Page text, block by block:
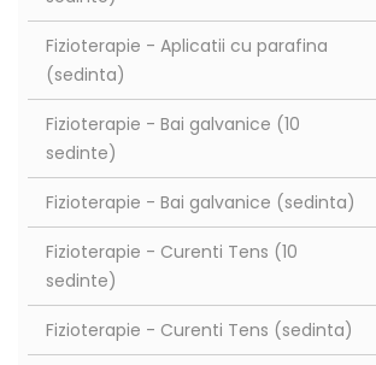
Fizioterapie - Aplicatii cu parafina
(sedinta)
Fizioterapie - Bai galvanice (10
sedinte)
Fizioterapie - Bai galvanice (sedinta)
Fizioterapie - Curenti Tens (10
sedinte)
Fizioterapie - Curenti Tens (sedinta)